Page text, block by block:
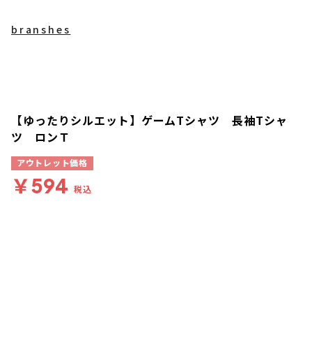
branshes
【ゆったりシルエット】ゲームTシャツ 長袖Tシャ
ツ ロンＴ
アウトレット価格
￥594 税込